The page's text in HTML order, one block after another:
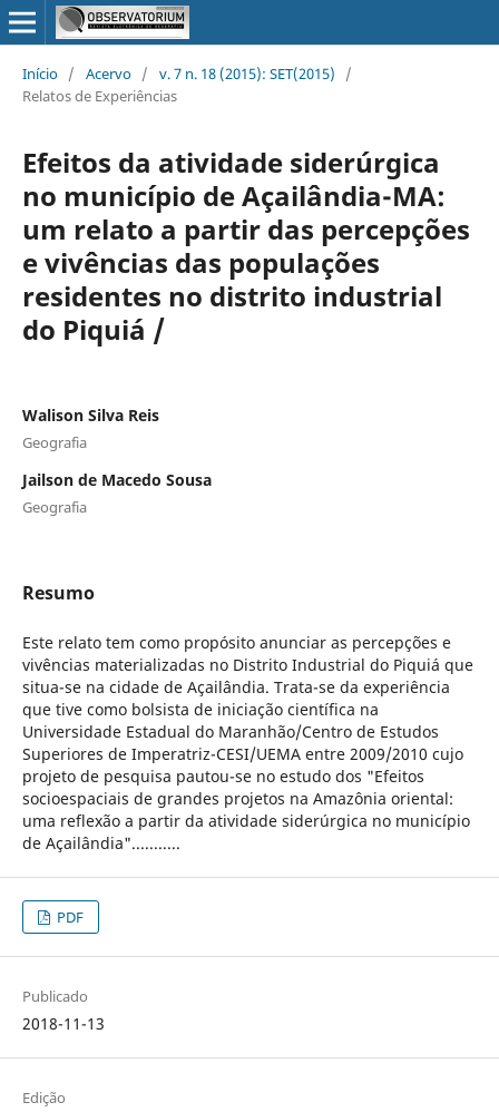
Início / Acervo / v. 7 n. 18 (2015): SET(2015)
/
Relatos de Experiências
Efeitos da atividade siderúrgica
no município de Açailândia-MA:
um relato a partir das percepções
e vivências das populações
residentes no distrito industrial
do Piquiá /
Walison Silva Reis
Geografia
Jailson de Macedo Sousa
Geografia
Resumo
Este relato tem como propósito anunciar as percepções e
vivências materializadas no Distrito Industrial do Piquiá que
situa-se na cidade de Açailândia. Trata-se da experiência
que tive como bolsista de iniciação científica na
Universidade Estadual do Maranhão/Centro de Estudos
Superiores de Imperatriz-CESI/UEMA entre 2009/2010 cujo
projeto de pesquisa pautou-se no estudo dos "Efeitos
socioespaciais de grandes projetos na Amazônia oriental:
uma reflexão a partir da atividade siderúrgica no município
de Açailândia"...........
PDF
Publicado
2018-11-13
Edição